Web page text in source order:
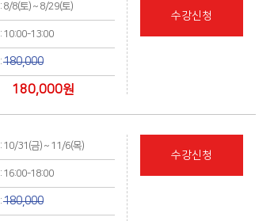
: 8/8(토) ~ 8/29(토)
: 10:00-13:00
:180,000
180,000원
수강신청
: 10/31(금) ~ 11/6(목)
: 16:00-18:00
:180,000
수강신청